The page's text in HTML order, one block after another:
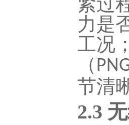
紧过
力是
工况
（
节清
2.3